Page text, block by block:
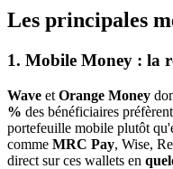
Les principales
1. Mobile Money : la
Wave et Orange Money
% des bénéficiaires
portefeuille mobile plutôt
comme MRC Pay, Wise,
direct sur ces wallets en